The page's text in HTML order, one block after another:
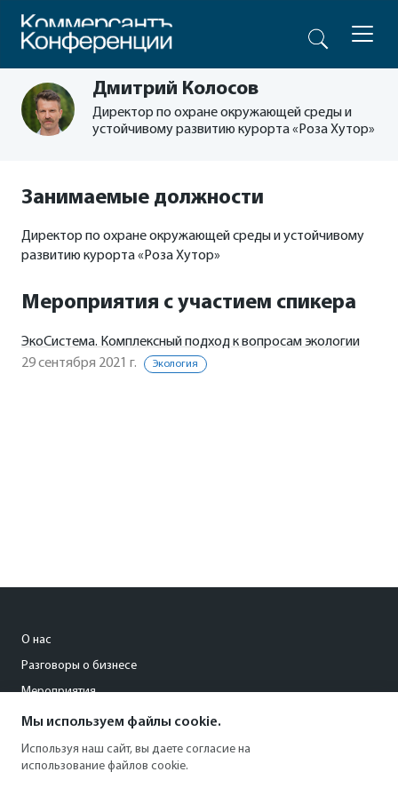
Дмитрий Колосов
Директор по охране окружающей среды и
устойчивому развитию курорта «Роза Хутор»
Занимаемые должности
Директор по охране окружающей среды и устойчивому
развитию курорта «Роза Хутор»
Мероприятия с участием спикера
ЭкоСистема. Комплексный подход к вопросам экологии
29 сентября 2021 г.
Экология
О нас
Разговоры о бизнесе
Мероприятия
pisareva@kommersant-kuban.ru
8 (861) 201-94-26
Мы используем файлы cookie.
Используя наш сайт, вы даете согласие на
использование файлов cookie.